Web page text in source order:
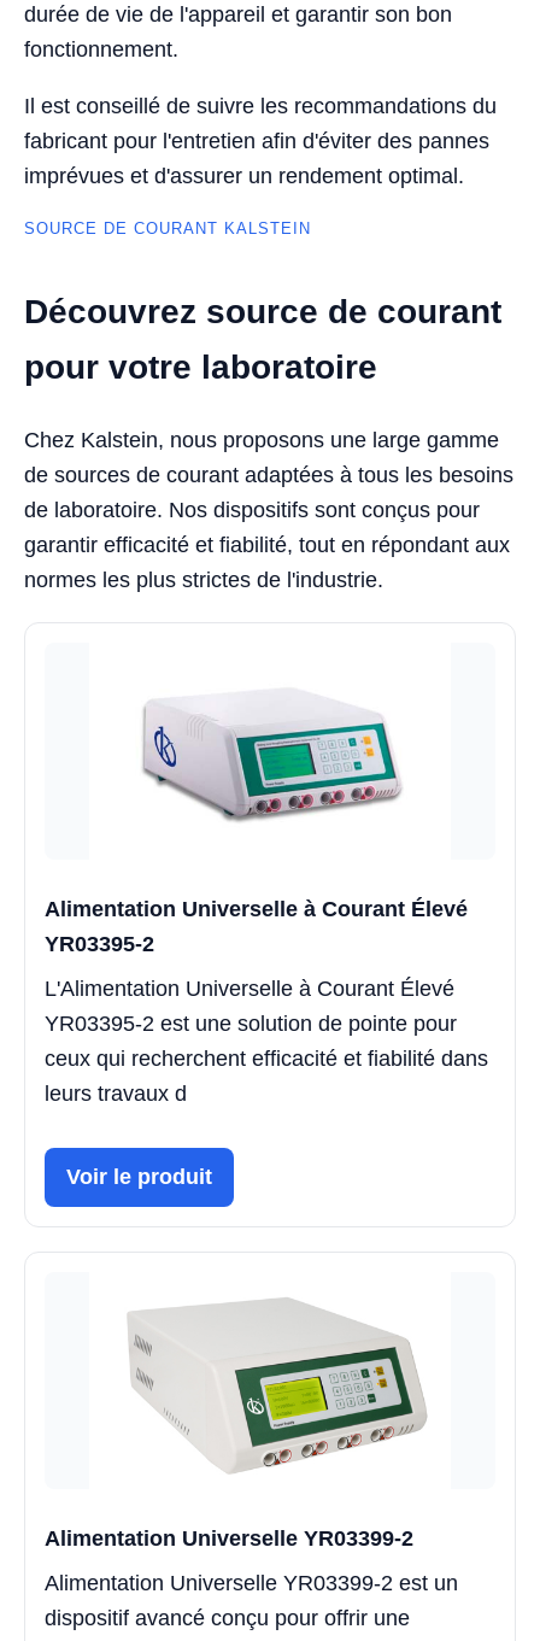
durée de vie de l'appareil et garantir son bon
fonctionnement.
Il est conseillé de suivre les recommandations du
fabricant pour l'entretien afin d'éviter des pannes
imprévues et d'assurer un rendement optimal.
SOURCE DE COURANT KALSTEIN
Découvrez source de courant
pour votre laboratoire
Chez Kalstein, nous proposons une large gamme
de sources de courant adaptées à tous les besoins
de laboratoire. Nos dispositifs sont conçus pour
garantir efficacité et fiabilité, tout en répondant aux
normes les plus strictes de l'industrie.
Alimentation Universelle à Courant Élevé
YR03395-2
L'Alimentation Universelle à Courant Élevé
YR03395-2 est une solution de pointe pour
ceux qui recherchent efficacité et fiabilité dans
leurs travaux d
Voir le produit
Alimentation Universelle YR03399-2
Alimentation Universelle YR03399-2 est un
dispositif avancé conçu pour offrir une